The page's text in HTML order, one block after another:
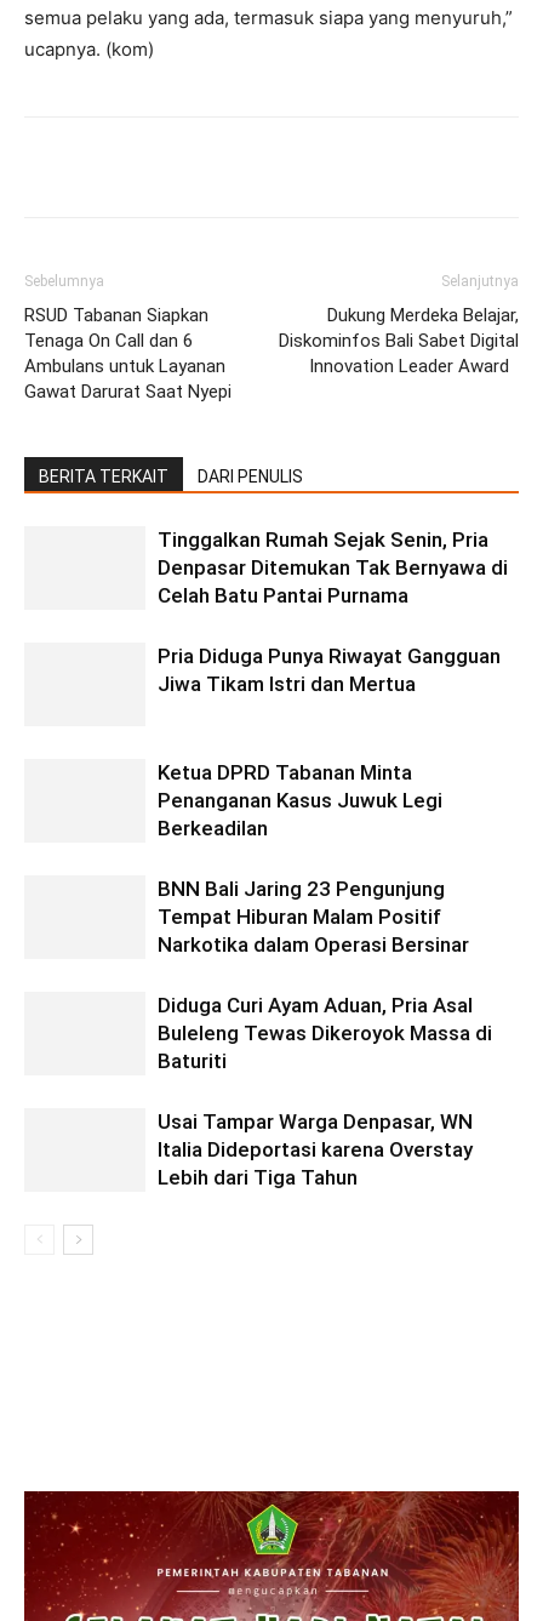
semua pelaku yang ada, termasuk siapa yang menyuruh,”
ucapnya. (kom)
Sebelumnya
RSUD Tabanan Siapkan
Tenaga On Call dan 6
Ambulans untuk Layanan
Gawat Darurat Saat Nyepi
Selanjutnya
Dukung Merdeka Belajar,
Diskominfos Bali Sabet Digital
Innovation Leader Award
BERITA TERKAIT DARI PENULIS
Tinggalkan Rumah Sejak Senin, Pria
Denpasar Ditemukan Tak Bernyawa di
Celah Batu Pantai Purnama
Pria Diduga Punya Riwayat Gangguan
Jiwa Tikam Istri dan Mertua
Ketua DPRD Tabanan Minta
Penanganan Kasus Juwuk Legi
Berkeadilan
BNN Bali Jaring 23 Pengunjung
Tempat Hiburan Malam Positif
Narkotika dalam Operasi Bersinar
Diduga Curi Ayam Aduan, Pria Asal
Buleleng Tewas Dikeroyok Massa di
Baturiti
Usai Tampar Warga Denpasar, WN
Italia Dideportasi karena Overstay
Lebih dari Tiga Tahun